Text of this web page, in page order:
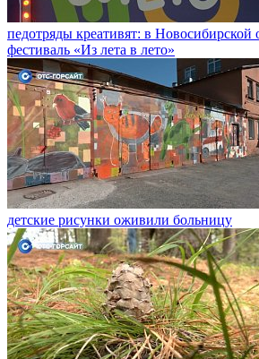
педотряды креативят: в Новосибирской
фестиваль «Из лета в лето»
детские рисунки оживили больницу